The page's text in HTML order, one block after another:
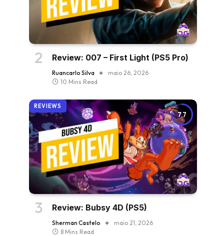
Review: 007 – First Light (PS5 Pro)
Ruancarlo Silva
maio 26, 2026
10 Mins Read
7.7
REVIEWS
Review: Bubsy 4D (PS5)
Sherman Castelo
maio 21, 2026
8 Mins Read